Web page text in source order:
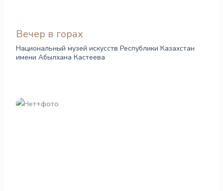
Вечер в горах
Национальный музей искусств Республики Казахстан
имени Абылхана Кастеева